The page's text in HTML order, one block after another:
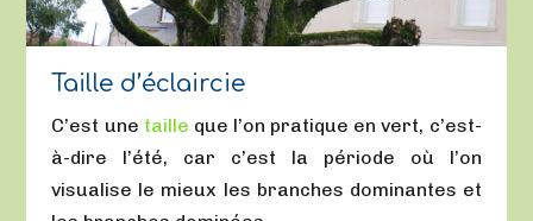
Taille d’éclaircie
C’est une taille que l’on pratique en vert, c’est-
à-dire l’été, car c’est la période où l’on
visualise le mieux les branches dominantes et